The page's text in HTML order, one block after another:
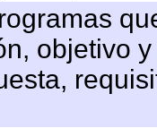
objetivo